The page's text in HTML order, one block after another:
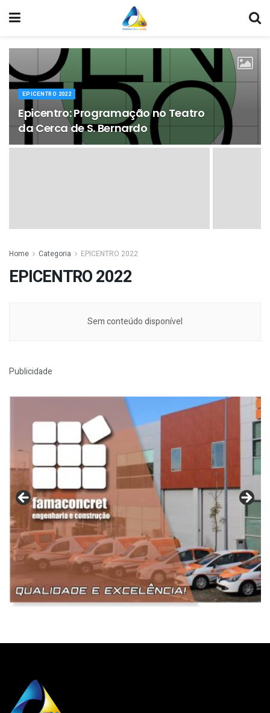
EPICENTRO 2022
Epicentro: Programação no Teatro
da Cerca de S. Bernardo
Home Categoria EPICENTRO 2022
EPICENTRO 2022
Sem conteúdo disponível
Publicidade